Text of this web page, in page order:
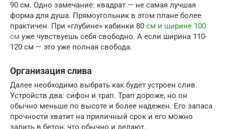
90 см. Одно замечание: квадрат — не самая лучшая
форма для душа. Прямоугольник в этом плане более
практичен. При «глубине» кабинки 80 см и ширине 100
см уже чувствуешь себя свободно. А если ширина 110-
120 см — это уже полная свобода.
Организация слива
Далее необходимо выбрать как будет устроен слив.
Устройств два: сифон и трап. Трап дороже, но он
обычно меньше по высоте и более надежен. Его запаса
прочности хватит на приличный срок и его можно
залить в бетон, что обычно и делают.